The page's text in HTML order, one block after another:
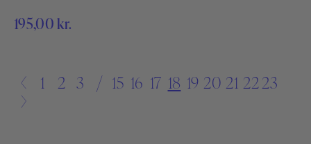
195,00 kr.
← 1 2 3 … 15 16 17 18 19 20 21 2223
→